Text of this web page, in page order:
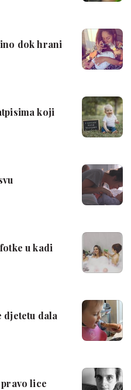
dok hrani
koji
u kadi
djetetu dala
lice